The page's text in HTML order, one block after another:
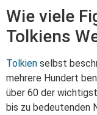
Wie viele
Tolkiens
Tolkien selbst
mehrere Hundert
über 60 der
bis zu bedeutenden